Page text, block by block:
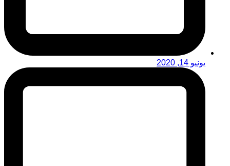
يونيو 14, 2020